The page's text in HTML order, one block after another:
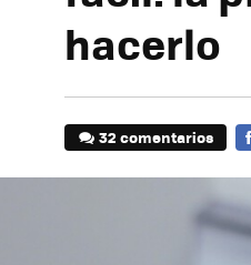
hacerlo
32 comentarios